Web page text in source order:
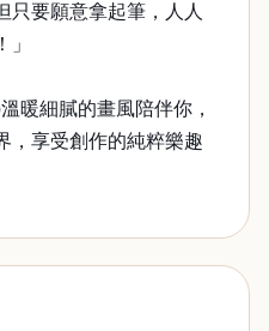
只要願意拿起筆，人人
暖細膩的畫風陪伴你，
，享受創作的純粹樂趣